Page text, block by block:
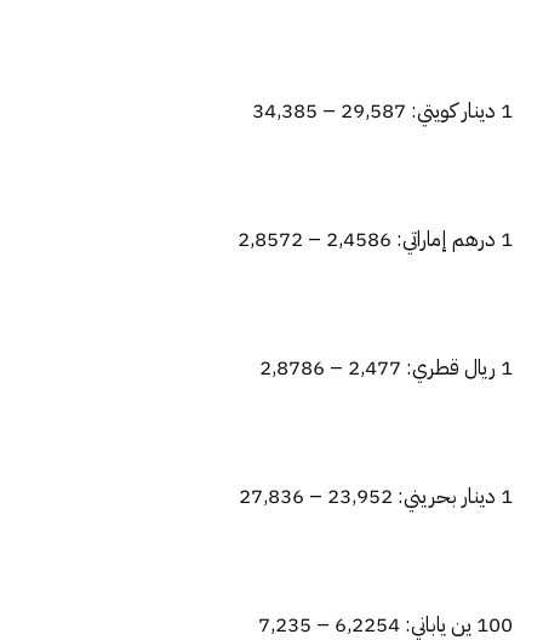
1 دينار كويتي: 29,587 – 34,385
1 درهم إماراتي: 2,4586 – 2,8572
1 ريال قطري: 2,477 – 2,8786
1 دينار بحريني: 23,952 – 27,836
100 ين ياباني: 6,2254 – 7,235